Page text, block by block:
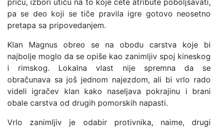
priču, izbori utiču na to koje ćete atribute poboljšavati,
pa se deo koji se tiče pravila igre gotovo neosetno
pretapa sa pripovedanjem.
Klan Magnus obreo se na obodu carstva koje bi
najbolje moglo da se opiše kao zanimljiv spoj kineskog
i rimskog. Lokalna vlast nije spremna da se
obračunava sa još jednom najezdom, ali bi vrlo rado
videli igračev klan kako naseljava pokrajinu i brani
obale carstva od drugih pomorskih napasti.
Vrlo zanimljiv je odabir protivnika, naime, drugi